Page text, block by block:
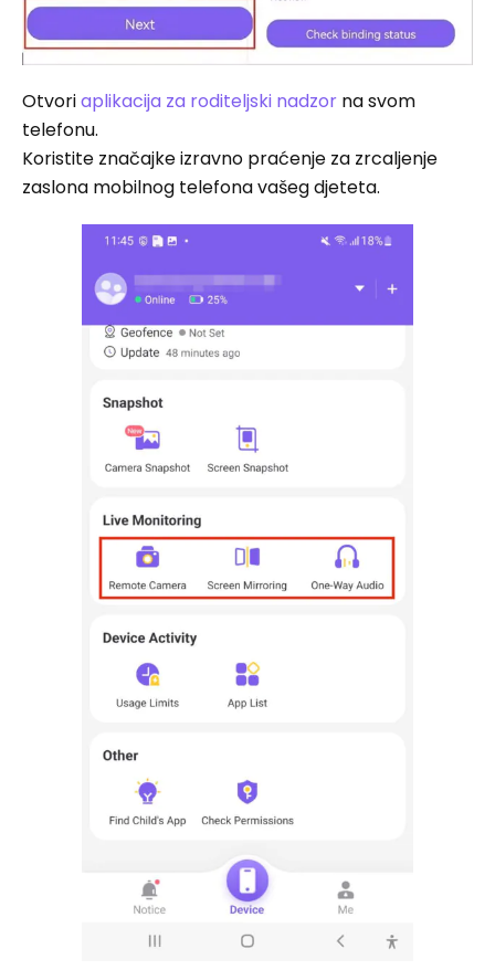
Otvoriaplikacija za roditeljski nadzor na svom
telefonu.
Koristite značajke izravno praćenje za zrcaljenje
zaslona mobilnog telefona vašeg djeteta.